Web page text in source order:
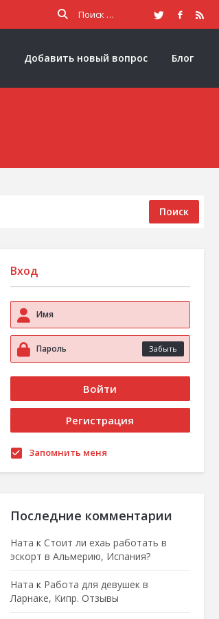
Добавить новый вопрос Блог
Поиск
Вход
Забыть
Запомнить меня
Последние комментарии
Ната к Стоит ли ехаь работать в
эскорт в Альмерию, Испания?
Ната к Работа для девушек в
Ларнаке, Кипр. Отзывы